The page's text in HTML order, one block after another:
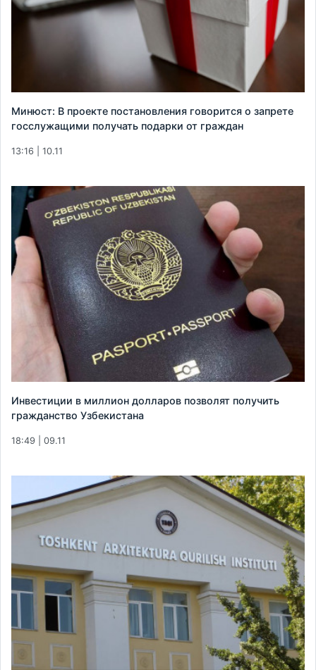
Минюст: В проекте постановления говорится о запрете
госслужащими получать подарки от граждан
13:16 | 10.11
Инвестиции в миллион долларов позволят получить
гражданство Узбекистана
18:49 | 09.11